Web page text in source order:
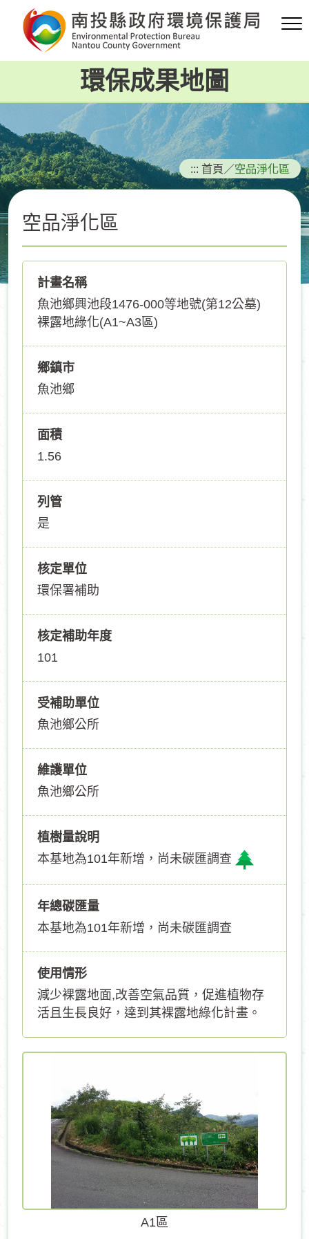
要
容
區
塊
環保成果地圖
::: 首頁 ／空品淨化區
空品淨化區
計畫名稱
魚池鄉興池段1476-000等地號(第12公墓)
裸露地綠化(A1~A3區)
鄉鎮市
魚池鄉
面積
1.56
列管
是
核定單位
環保署補助
核定補助年度
101
受補助單位
魚池鄉公所
維護單位
魚池鄉公所
植樹量說明
本基地為101年新增，尚未碳匯調查
年總碳匯量
本基地為101年新增，尚未碳匯調查
使用情形
減少裸露地面,改善空氣品質，促進植物存
活且生長良好，達到其裸露地綠化計畫。
A1區